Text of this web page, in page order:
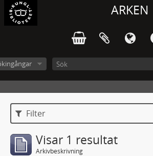
ARKEN
Filter
Visar 1 resultat
Arkivbeskrivning